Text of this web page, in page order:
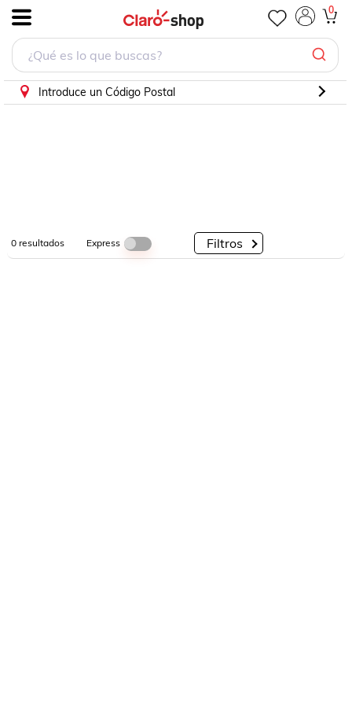
0
Introduce un Código Postal
0resultados Express Filtros
PorCategorías
PorMarcas
PorDescuento